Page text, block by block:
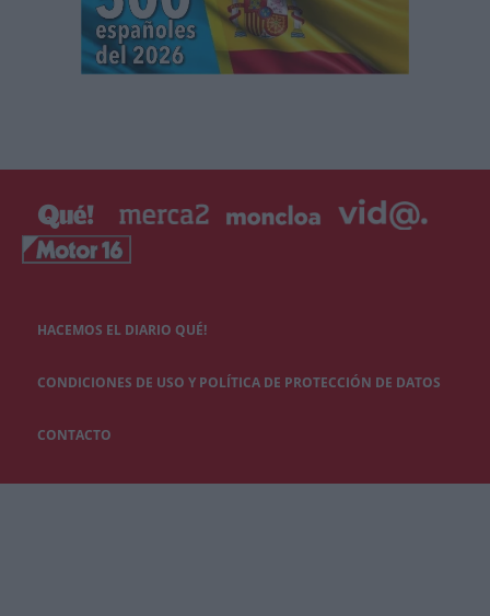
HACEMOS EL DIARIO QUÉ!
CONDICIONES DE USO Y POLÍTICA DE PROTECCIÓN DE DATOS
CONTACTO